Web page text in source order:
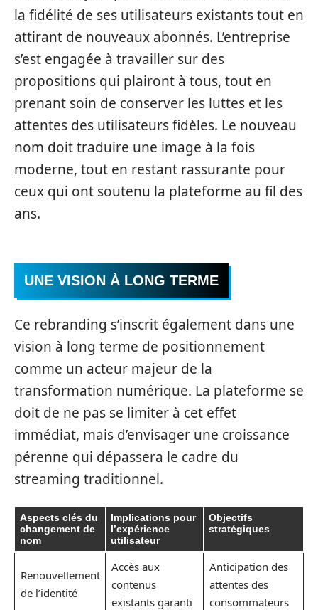
la fidélité de ses utilisateurs existants tout en
attirant de nouveaux abonnés. L’entreprise
s’est engagée à travailler sur des
propositions qui plairont à tous, tout en
prenant soin de conserver les luttes et les
attentes des utilisateurs fidèles. Le nouveau
nom doit traduire une image à la fois
moderne, tout en restant rassurante pour
ceux qui ont soutenu la plateforme au fil des
ans.
UNE VISION À LONG TERME
Ce rebranding s’inscrit également dans une
vision à long terme de positionnement
comme un acteur majeur de la
transformation numérique. La plateforme se
doit de ne pas se limiter à cet effet
immédiat, mais d’envisager une croissance
pérenne qui dépassera le cadre du
streaming traditionnel.
Aspects clés du
changement de
nom
Implications pour
l’expérience
utilisateur
Objectifs
stratégiques
Renouvellement
de l’identité
Accès aux
contenus
existants garanti
Anticipation des
attentes des
consommateurs